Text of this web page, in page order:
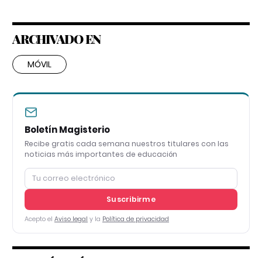
ARCHIVADO EN
MÓVIL
Boletín Magisterio
Recibe gratis cada semana nuestros titulares con las
noticias más importantes de educación
Suscribirme
Acepto el Aviso legal y la Política de privacidad